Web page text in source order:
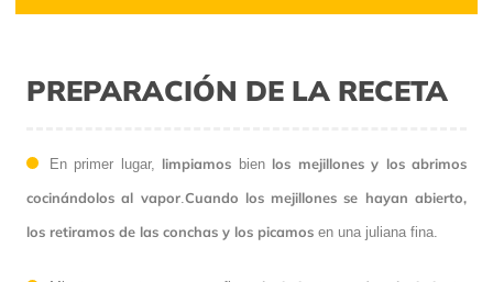
PREPARACIÓN DE LA RECETA
En primer lugar, limpiamos bienlos mejillones y los abrimos
cocinándolos al vapor. Cuando los mejillones se hayan abierto,
los retiramos de las conchas y los picamos en una juliana fina.